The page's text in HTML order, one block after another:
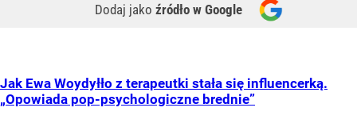
Dodaj jako źródło w Google
Jak Ewa Woydyłło z terapeutki stała się influencerką.
„Opowiada pop-psychologiczne brednie”